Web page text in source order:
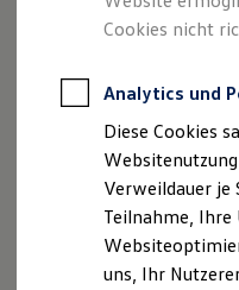
Leasing
Autokredit
Versicherungen
Kfz-
Garantien
Geschäftskunden
Großkunden
Behörden
und
Cross.
Cookies nicht
Analytics und
Diese Cookies
Verweildauer je
Teilnahme, Ihre
uns, Ihr